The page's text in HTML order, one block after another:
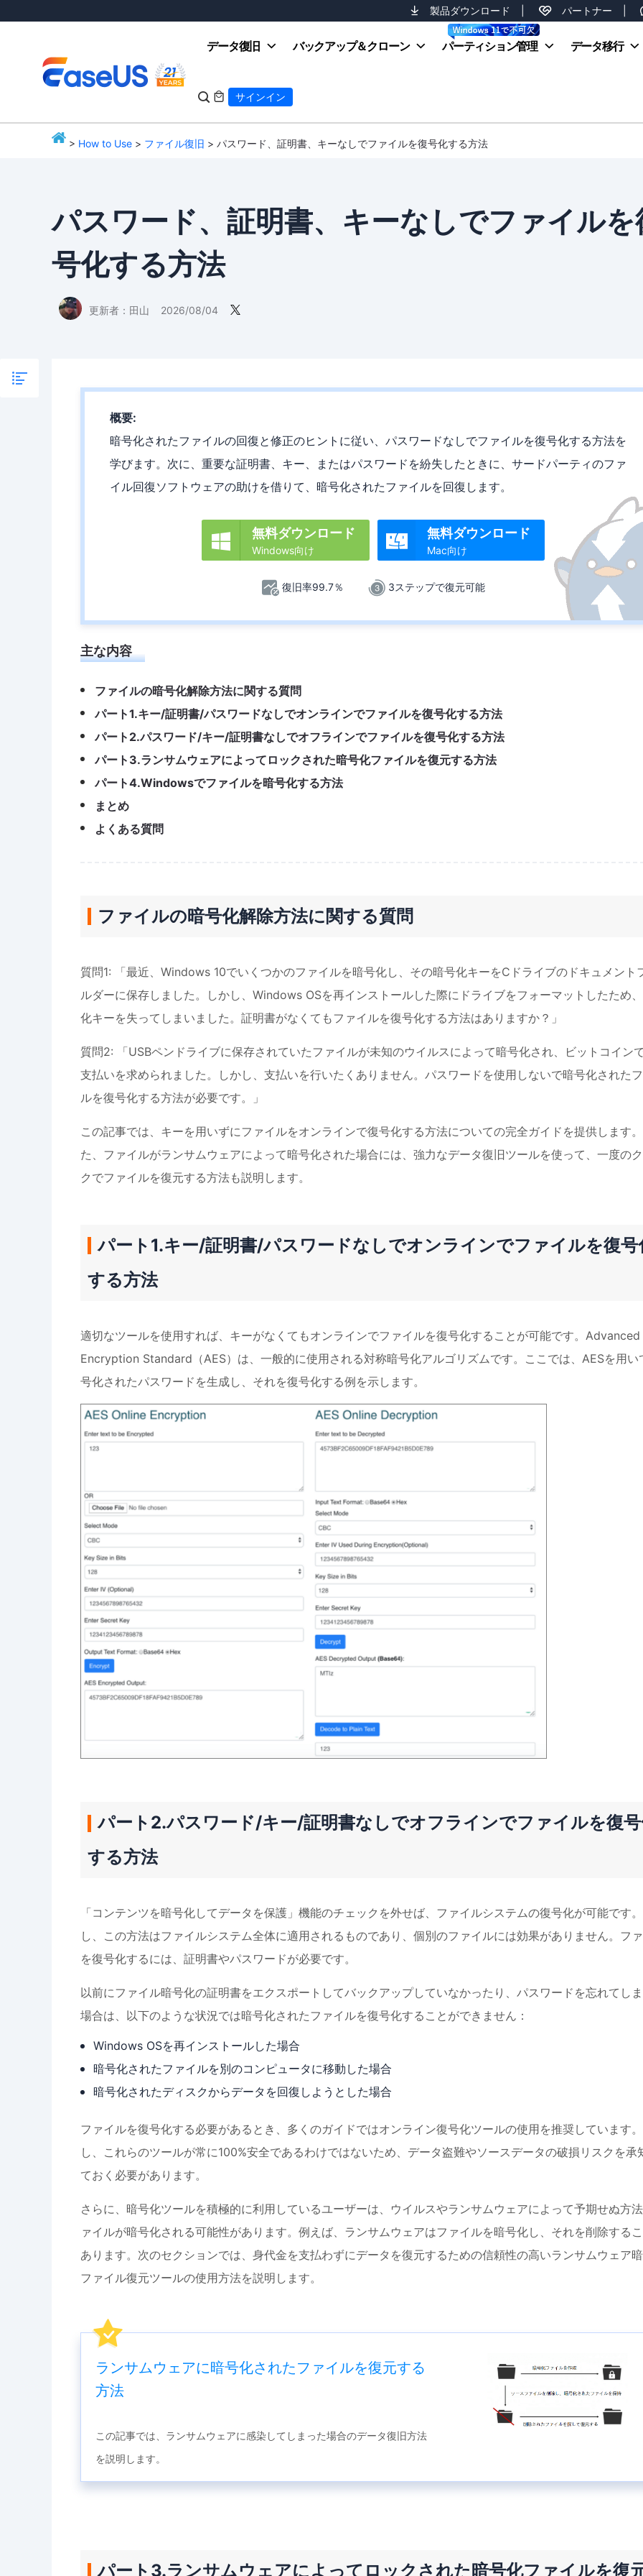
製品ダウンロード パートナー
データ復旧 バックアップ＆クローン パーティション管理 データ移行
  サインイン
> How to Use > ファイル復旧 > パスワード、証明書、キーなしでファイルを復号化する方法
パスワード、証明書、キーなしでファイルを
号化する方法
更新者： 田山 2026/08/04 
概要:
暗号化されたファイルの回復と修正のヒントに従い、パスワードなしでファイルを復号化する方法を
学びます。次に、重要な証明書、キー、またはパスワードを紛失したときに、サードパーティのファ
イル回復ソフトウェアの助けを借りて、暗号化されたファイルを回復します。
 無料ダウンロード
Windows向け

無料ダウンロード
Mac向け
復旧率99.7％ 3ステップで復元可能
主な内容
ファイルの暗号化解除方法に関する質問
パート1.キー/証明書/パスワードなしでオンラインでファイルを復号化する方法
パート2.パスワード/キー/証明書なしでオフラインでファイルを復号化する方法
パート3.ランサムウェアによってロックされた暗号化ファイルを復元する方法
パート4.Windowsでファイルを暗号化する方法
まとめ
よくある質問
ファイルの暗号化解除方法に関する質問
質問1: 「最近、Windows 10でいくつかのファイルを暗号化し、その暗号化キーをCドライブのドキュメント
ルダーに保存しました。しかし、Windows OSを再インストールした際にドライブをフォーマットしたため
化キーを失ってしまいました。証明書がなくてもファイルを復号化する方法はありますか？」
質問2: 「USBペンドライブに保存されていたファイルが未知のウイルスによって暗号化され、ビットコイン
支払いを求められました。しかし、支払いを行いたくありません。パスワードを使用しないで暗号化された
ルを復号化する方法が必要です。」
この記事では、キーを用いずにファイルをオンラインで復号化する方法についての完全ガイドを提供します
た、ファイルがランサムウェアによって暗号化された場合には、強力なデータ復旧ツールを使って、一度の
クでファイルを復元する方法も説明します。
パート1.キー/証明書/パスワードなしでオンラインでファイルを復号
する方法
適切なツールを使用すれば、キーがなくてもオンラインでファイルを復号化することが可能です。Advanced
Encryption Standard（AES）は、一般的に使用される対称暗号化アルゴリズムです。ここでは、AESを用い
号化されたパスワードを生成し、それを復号化する例を示します。
パート2.パスワード/キー/証明書なしでオフラインでファイルを復
する方法
「コンテンツを暗号化してデータを保護」機能のチェックを外せば、ファイルシステムの復号化が可能です
し、この方法はファイルシステム全体に適用されるものであり、個別のファイルには効果がありません。フ
を復号化するには、証明書やパスワードが必要です。
以前にファイル暗号化の証明書をエクスポートしてバックアップしていなかったり、パスワードを忘れてし
場合は、以下のような状況では暗号化されたファイルを復号化することができません：
Windows OSを再インストールした場合
暗号化されたファイルを別のコンピュータに移動した場合
暗号化されたディスクからデータを回復しようとした場合
ファイルを復号化する必要があるとき、多くのガイドではオンライン復号化ツールの使用を推奨しています
し、これらのツールが常に100%安全であるわけではないため、データ盗難やソースデータの破損リスクを承
ておく必要があります。
さらに、暗号化ツールを積極的に利用しているユーザーは、ウイルスやランサムウェアによって予期せぬ方
ァイルが暗号化される可能性があります。例えば、ランサムウェアはファイルを暗号化し、それを削除する
あります。次のセクションでは、身代金を支払わずにデータを復元するための信頼性の高いランサムウェア
ファイル復元ツールの使用方法を説明します。
ランサムウェアに暗号化されたファイルを復元する
方法
この記事では、ランサムウェアに感染してしまった場合のデータ復旧方法
を説明します。
パート3.ランサムウェアによってロックされた暗号化ファイルを復